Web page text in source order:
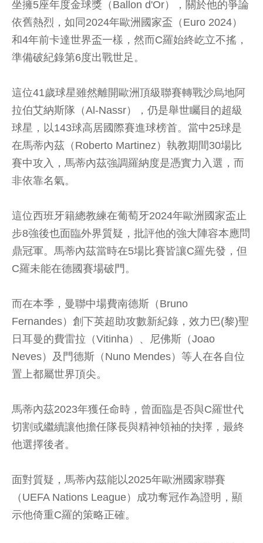
坐擁5座年度金球獎（Ballon d'Or），關於他的爭論
依舊熱烈，如同2024年歐洲國家盃（Euro 2024）
和4年前卡達世界盃一樣，然而C羅始終屹立不搖，
準備破紀錄第6度出戰世足。
這位41歲球星雖然離開歐洲頂級聯賽轉戰沙烏地阿
拉伯艾納斯隊（Al-Nassr），仍是舉世矚目的超級
球星，以143球高居國際賽進球榜首。當中25球是
在馬蒂內茲（Roberto Martinez）執教期間30場比
賽中攻入，馬蒂內茲強調羅納度是憑實力入選，而
非依靠名氣。
這位西班牙籍總教練在葡萄牙2024年歐洲國家盃止
步8強後也面臨外界質疑，批評他的強大陣容本應問
鼎冠軍。馬蒂內茲當時在5場比賽皆讓C羅先發，但
C羅未能在德國賽場破門。
而在本季，曼聯中場費南德斯（Bruno
Fernandes）創下英超助攻數新紀錄，效力巴(黎)聖
日耳曼的費雷拉（Vitinha）、尼佛斯（Joao
Neves）及門德斯（Nuno Mendes）等人在各自位
置上都屬世界頂尖。
馬蒂內茲2023年獲任命時，曾面臨是否與C羅世代
切割或繼續讓他擔任隊長與精神領袖的抉擇，最終
他選擇後者。
面對質疑，馬蒂內茲能以2025年歐洲國家聯賽
（UEFA Nations League）成功奪冠作為證明，顯
示他倚重C羅的策略正確。